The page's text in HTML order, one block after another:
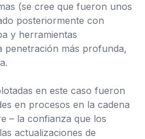
(se cree que fueron unos
posteriormente con
y herramientas
penetración más profunda,
en este caso fueron
en procesos en la cadena
– la confianza que los
actualizaciones de